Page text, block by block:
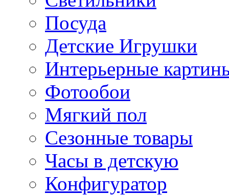
Посуда
Детские Игрушки
Интерьерные
Фотообои
Мягкий пол
Сезонные товары
Часы в детскую
Конфигуратор